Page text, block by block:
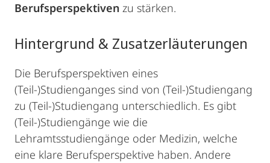
Berufsperspektiven zu stärken.
Hintergrund & Zusatzerläuterungen
Die Berufsperspektiven eines
(Teil-)Studienganges sind von (Teil-)Studiengang
zu (Teil-)Studiengang unterschiedlich. Es gibt
(Teil-)Studiengänge wie die
Lehramtsstudiengänge oder Medizin, welche
eine klare Berufsperspektive haben. Andere